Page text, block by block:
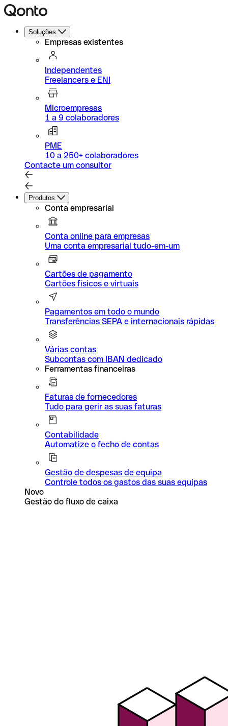
Soluções
Empresas existentes
Independentes
Freelancers e ENI
Microempresas
1 a 9 colaboradores
PME
10 a 250+ colaboradores
Contacte um consultor
Produtos
Conta empresarial
Conta online para empresas
Uma conta empresarial tudo-em-um
Cartões de pagamento
Cartões físicos e virtuais
Pagamentos em todo o mundo
Transferências SEPA e internacionais rápidas
Várias contas
Subcontas com IBAN dedicado
Ferramentas financeiras
Faturas de fornecedores
Tudo para gerir as suas faturas
Contabilidade
Automatize o fecho de contas
Gestão de despesas de equipa
Controle todos os gastos das suas equipas
Novo
Gestão do fluxo de caixa